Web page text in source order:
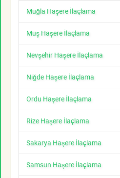
Muğla Haşere İlaçlama
Muş Haşere İlaçlama
Nevşehir Haşere İlaçlama
Niğde Haşere İlaçlama
Ordu Haşere İlaçlama
Rize Haşere İlaçlama
Sakarya Haşere İlaçlama
Samsun Haşere İlaçlama